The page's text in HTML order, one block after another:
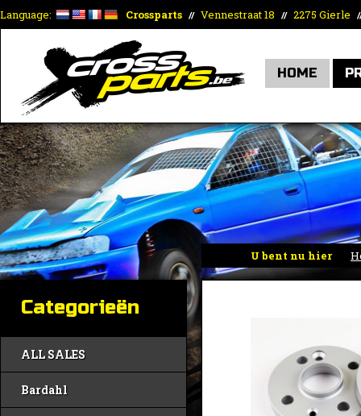
Language: Crossparts // Vennestraat 18 // 2275 Gierle
HOME
U bent nu hier
Categorieën
ALL SALES
Bardahl